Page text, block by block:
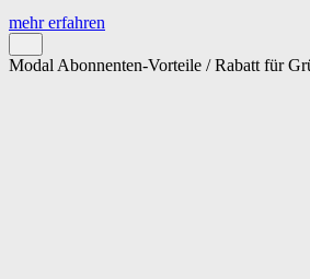
mehr erfahren
Modal Abonnenten-Vorteile / Rabatt für